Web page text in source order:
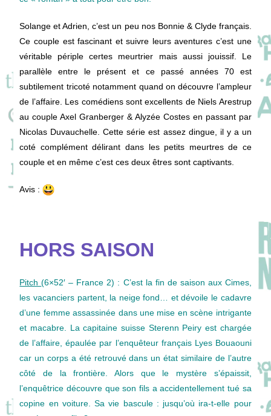
Solange et Adrien, c’est un peu nos Bonnie & Clyde français.
Ce couple est fascinant et suivre leurs aventures c’est une
véritable périple certes meurtrier mais aussi jouissif. Le
parallèle entre le présent et ce passé années 70 est
subtilement tricoté notamment quand on découvre l’ampleur
de l’affaire. Les comédiens sont excellents de Niels Arestrup
au couple Axel Granberger & Alyzée Costes en passant par
Nicolas Duvauchelle. Cette série est assez dingue, il y a un
coté complément délirant dans les petits meurtres de ce
couple et en même c’est ces deux êtres sont captivants.
Avis :
HORS SAISON
Pitch(6×52′ – France 2) : C’est la fin de saison aux Cimes,
les vacanciers partent, la neige fond… et dévoile le cadavre
d’une femme assassinée dans une mise en scène intrigante
et macabre. La capitaine suisse Sterenn Peiry est chargée
de l’affaire, épaulée par l’enquêteur français Lyes Bouaouni
car un corps a été retrouvé dans un état similaire de l’autre
côté de la frontière. Alors que le mystère s’épaissit,
l’enquêtrice découvre que son fils a accidentellement tué sa
copine en voiture. Sa vie bascule : jusqu’où ira-t-elle pour